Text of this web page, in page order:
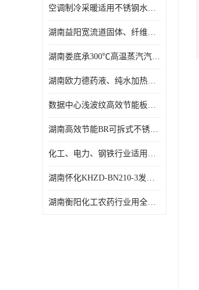
汽水混合加热器
水处理设备
空调制冷采暖适用不锈钢水水汽水板式换热器
湖南益阳宽流道固体、纤维、浆状物质加热冷却冷凝蒸发板式换热器
湖南娄底承300℃高温蒸汽汽水二级换热器
湖南欧力德药液、纯水加热、冷却、蒸发及杀菌用卫生级板式换热器
数据中心浅波纹高效节能板式换热器
湖南高效节能BR可拆式不锈钢板式换热器厂家定制
化工、电力、钢铁行业适用冷却冷凝蒸发加热不锈钢可拆式板式换热器
湖南怀化KHZD-BN210-3发动机柴油冷却钎焊机板式热交换器
湖南衡阳化工农药行业用全焊接板式冷凝器专业定制